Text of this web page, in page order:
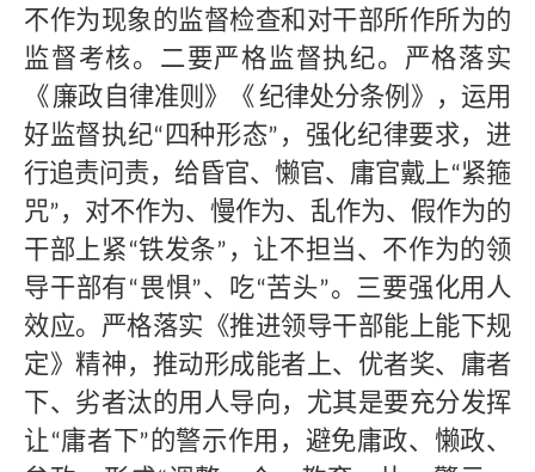
不作为现象的监督检查和对干部所作所为的
监督考核。二要严格监督执纪。严格落实
《 廉政自律准则》《 纪律处分条例》，运用
好监督执纪“ 四种形态” ，强化纪律要求，进
行追责问责，给昏官、懒官、庸官戴上“紧箍
咒”，对不作为、慢作为、乱作为、假作为的
干部上紧“铁发条” ，让不担当、不作为的领
导干部有“畏惧”、吃“苦头”。三要强化用人
效应。严格落实《推进领导干部能上能下规
定》精神，推动形成能者上、优者奖、庸者
下、劣者汰的用人导向，尤其是要充分发挥
让 “庸者下”的警示作用，避免庸政、懒政、